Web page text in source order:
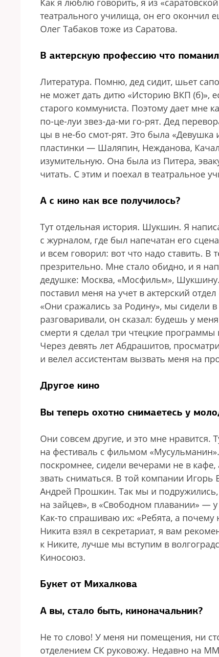
Как я люблю говорить, я из
театрального училища, он его
Олег Табаков тоже из Саратова.
В актерскую профессию что
Литература. Помню, дед сидит, шьет
не может дать дитю «Историю ВКП (б)»,
старого коммуниста. Поэтому дает мне
по-це-луи звез-да-ми го-рят. Дед
цы в не-бо смот-рят. Это была
пластинки — Шаляпин, Нежданова,
изумительную. Она была из Питера,
читать. С этим и поехал в театральное
А с кино как все получилось?
Тут отдельная история. Шукшин. Я
с журналом, где был напечатан его
и всем говорил: вот что надо ставить. В
презрительно. Мне стало обидно, и я
дедушке: Москва, «Мосфильм»,
поставил меня на учет в актерский
«Они сражались за Родину», мы сидели
разговаривали, он сказал: будешь у
смерти я сделал три чтецкие
Через девять лет Абдрашитов,
и велел ассистентам вызвать меня на
Другое кино
Вы теперь охотно снимаетесь у
Они совсем другие, и это мне нравится.
на фестиваль с фильмом
поскромнее, сидели вечерами не в
звать сниматься. В той компании
Андрей Прошкин. Так мы и
на зайцев», в «Свободном плавании» —
Как-то спрашиваю их: «Ребята, а
Никита взял в секретариат, я вам
к Никите, лучше мы вступим в
Киносоюз.
Букет от Михалкова
А вы, стало быть, киноначальник?
Не то слово! У меня ни помещения, ни
отделением СК руковожу. Недавно на